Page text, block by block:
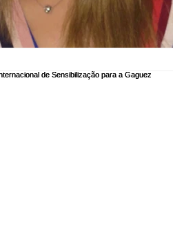
Oxford Dysfluency Conference